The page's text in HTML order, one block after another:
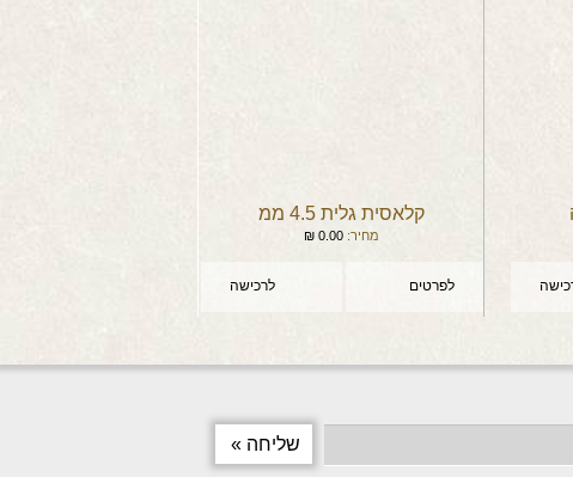
קלאסית גלית 4.5 ממ
מחיר: 0.00
₪
לפרטים לרכישה